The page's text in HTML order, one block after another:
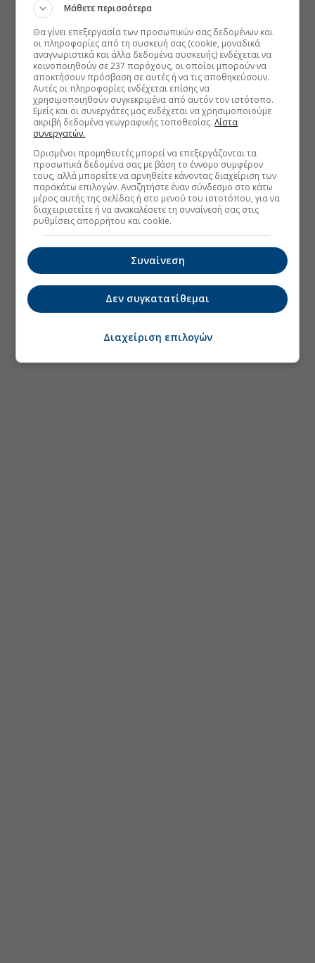
Μάθετε περισσότερα
Θα γίνει επεξεργασία των προσωπικών σας δεδομένων και
οι πληροφορίες από τη συσκευή σας (cookie, μοναδικά
αναγνωριστικά και άλλα δεδομένα συσκευής) ενδέχεται να
κοινοποιηθούν σε 237 παρόχους, οι οποίοι μπορούν να
αποκτήσουν πρόσβαση σε αυτές ή να τις αποθηκεύσουν.
Αυτές οι πληροφορίες ενδέχεται επίσης να
χρησιμοποιηθούν συγκεκριμένα από αυτόν τον ιστότοπο.
Εμείς και οι συνεργάτες μας ενδέχεται να χρησιμοποιούμε
ακριβή δεδομένα γεωγραφικής τοποθεσίας.Λίστα
συνεργατών.
Ορισμένοι προμηθευτές μπορεί να επεξεργάζονται τα
προσωπικά δεδομένα σας με βάση το έννομο συμφέρον
τους, αλλά μπορείτε να αρνηθείτε κάνοντας διαχείριση των
παρακάτω επιλογών. Αναζητήστε έναν σύνδεσμο στο κάτω
μέρος αυτής της σελίδας ή στο μενού του ιστοτόπου, για να
διαχειριστείτε ή να ανακαλέσετε τη συναίνεσή σας στις
ρυθμίσεις απορρήτου και cookie.
Συναίνεση
Δεν συγκατατίθεμαι
Διαχείριση επιλογών